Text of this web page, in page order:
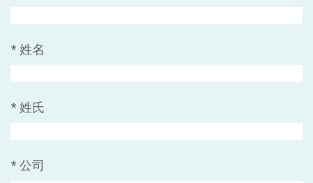
* 姓名
* 姓氏
* 公司